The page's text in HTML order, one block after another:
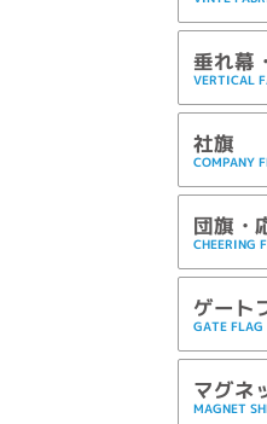
垂れ幕
VERTICAL
社旗
COMPANY
団旗・
CHEERING
ゲート
GATE FLAG
マグネ
MAGNET